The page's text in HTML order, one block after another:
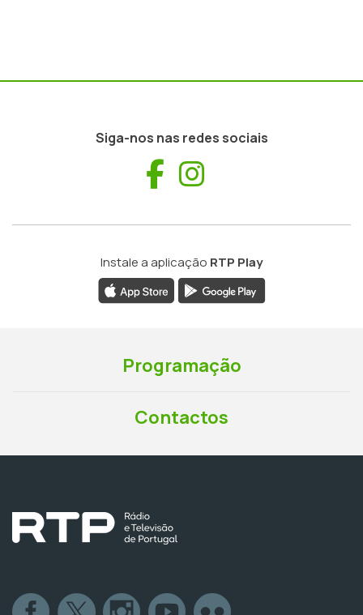
Siga-nos nas redes sociais
Facebook
Instale a aplicação RTP Play
Programação
Contactos